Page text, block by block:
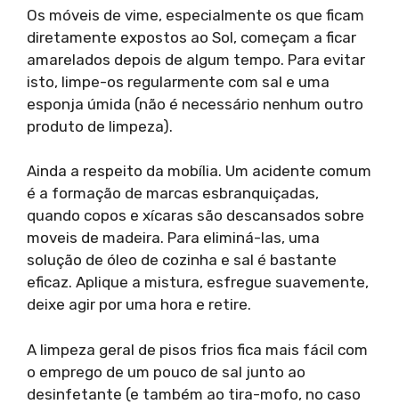
Os móveis de vime, especialmente os que ficam
diretamente expostos ao Sol, começam a ficar
amarelados depois de algum tempo. Para evitar
isto, limpe-os regularmente com sal e uma
esponja úmida (não é necessário nenhum outro
produto de limpeza).
Ainda a respeito da mobília. Um acidente comum
é a formação de marcas esbranquiçadas,
quando copos e xícaras são descansados sobre
moveis de madeira. Para eliminá-las, uma
solução de óleo de cozinha e sal é bastante
eficaz. Aplique a mistura, esfregue suavemente,
deixe agir por uma hora e retire.
A limpeza geral de pisos frios fica mais fácil com
o emprego de um pouco de sal junto ao
desinfetante (e também ao tira-mofo, no caso